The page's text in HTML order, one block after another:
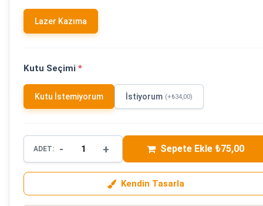
Lazer Kazıma
Kutu Seçimi *
Kutu İstemiyorum İstiyorum (+₺34,00)
ADET: - + Sepete Ekle ₺75,00
Kendin Tasarla